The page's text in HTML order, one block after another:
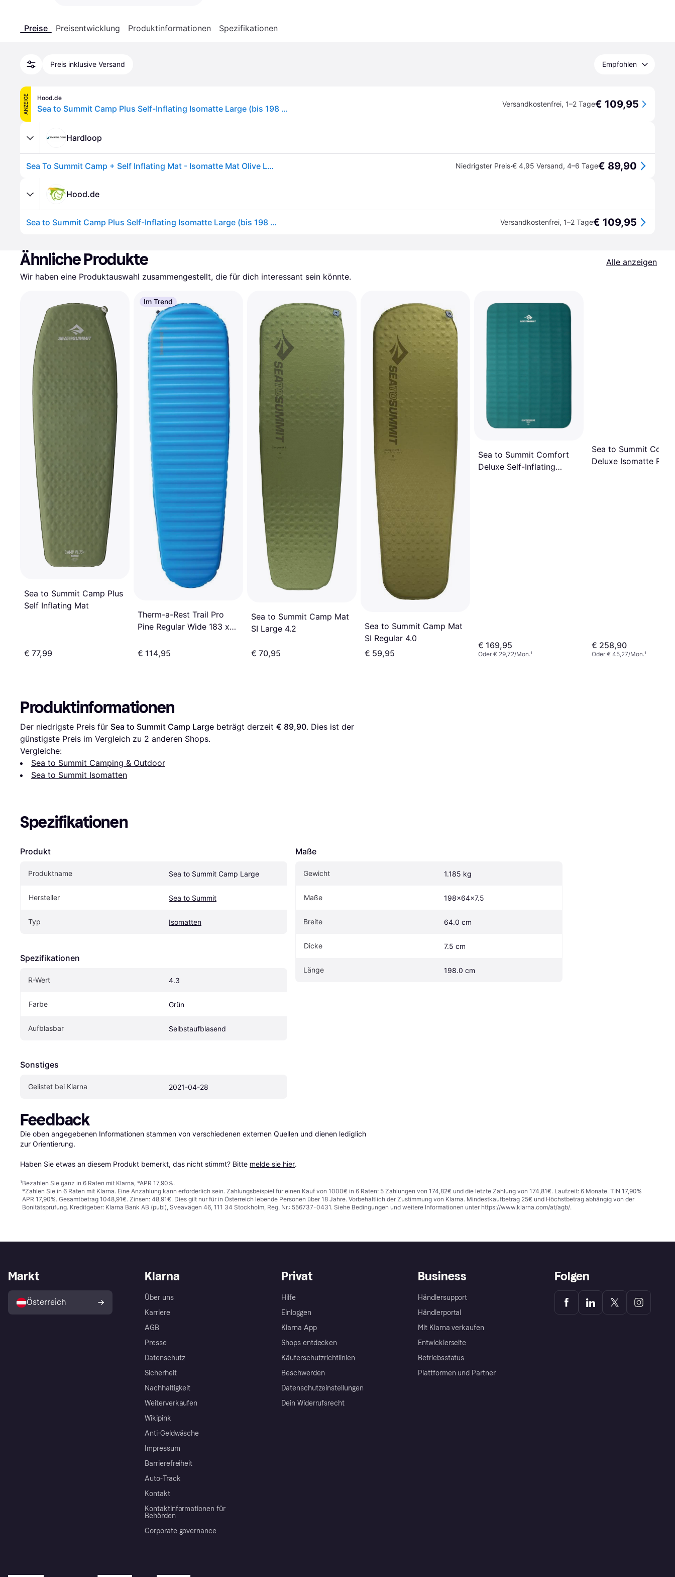
Preise Preisentwicklung Produktinformationen Spezifikationen
Preis inklusive Versand Empfohlen
ANZEIGE Hood.de
Sea to Summit Camp Plus Self-Inflating Isomatte Large (bis 198 cm) Versandkostenfrei, 1–2 Tage€ 109,95
Hardloop
Sea To Summit Camp + Self Inflating Mat - Isomatte Mat Olive Large Mummy Niedrigster Preis·€ 4,95 Versand, 4–6 Tage€ 89,90
Hood.de
Sea to Summit Camp Plus Self-Inflating Isomatte Large (bis 198 cm) Versandkostenfrei, 1–2 Tage€ 109,95
Ähnliche Produkte
Alle anzeigen
Wir haben eine Produktauswahl zusammengestellt, die für dich interessant sein könnte.
Sea to Summit Camp Plus
Self Inflating Mat
€ 77,99
Im Trend
Therm-a-Rest Trail Pro
Pine Regular Wide 183 x
€ 114,95
Sea to Summit Camp Mat
SI Large 4.2
€ 70,95
Sea to Summit Camp Mat
SI Regular 4.0
€ 59,95
Sea to Summit Comfort
Deluxe Self-Inflating
€ 169,95
Oder € 29,72/Mon.¹
Sea to Summit
Deluxe Isomatte Rain
€ 258,90
Oder € 45,27/Mon.¹
Produktinformationen
Der niedrigste Preis für Sea to Summit Camp Large beträgt derzeit € 89,90. Dies ist der
günstigste Preis im Vergleich zu 2 anderen Shops.
Vergleiche:
Sea to Summit Camping & Outdoor
Sea to Summit Isomatten
Spezifikationen
Produkt
Produktname Sea to Summit Camp Large
Hersteller Sea to Summit
Typ Isomatten
Spezifikationen
R-Wert 4.3
Farbe Grün
Aufblasbar Selbstaufblasend
Sonstiges
Gelistet bei Klarna 2021-04-28
Maße
Gewicht 1.185 kg
Maße 198x64x7.5
Breite 64.0 cm
Dicke 7.5 cm
Länge 198.0 cm
Feedback
Die oben angegebenen Informationen stammen von verschiedenen externen Quellen und dienen lediglich
zur Orientierung.
Haben Sie etwas an diesem Produkt bemerkt, das nicht stimmt? Bitte melde sie hier.
¹Bezahlen Sie ganz in 6 Raten mit Klarna, *APR 17,90%.
*Zahlen Sie in 6 Raten mit Klarna. Eine Anzahlung kann erforderlich sein. Zahlungsbeispiel für einen Kauf von 1000€ in 6 Raten: 5 Zahlungen von 174,82€ und die letzte Zahlung von 174,81€. Laufzeit: 6 Monate. TIN 17,90%
APR 17,90%. Gesamtbetrag 1048,91€. Zinsen: 48,91€. Dies gilt nur für in Österreich lebende Personen über 18 Jahre. Vorbehaltlich der Zustimmung von Klarna. Mindestkaufbetrag 25€ und Höchstbetrag abhängig von der
Bonitätsprüfung. Kreditgeber: Klarna Bank AB (publ), Sveavägen 46, 111 34 Stockholm, Reg. Nr.: 556737-0431. Siehe Bedingungen und weitere Informationen unter https://www.klarna.com/at/agb/.
Klarna
Über uns
Karriere
AGB
Presse
Datenschutz
Sicherheit
Nachhaltigkeit
Weiterverkaufen
Wikipink
Anti-Geldwäsche
Impressum
Barrierefreiheit
Auto-Track
Kontakt
Kontaktinformationen für
Behörden
Corporate governance
Privat
Hilfe
Einloggen
Klarna App
Shops entdecken
Käuferschutzrichtlinien
Beschwerden
Datenschutzeinstellungen
Dein Widerrufsrecht
Business
Händlersupport
Händlerportal
Mit Klarna verkaufen
Entwicklerseite
Betriebsstatus
Plattformen und Partner
Markt
Österreich
Folgen